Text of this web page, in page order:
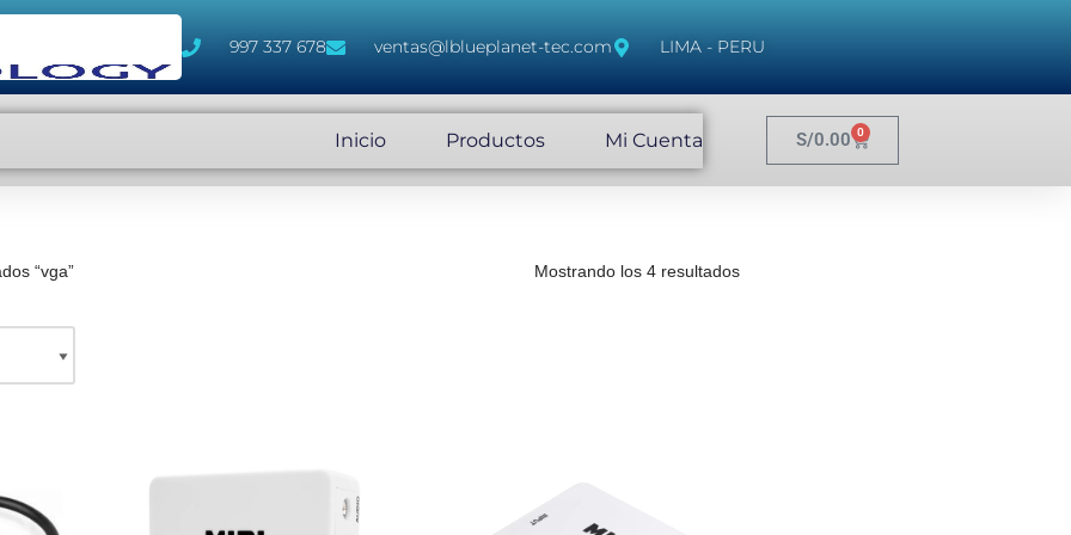
997 337 678 ventas@lblueplanet-tec.com LIMA - PERU
Inicio Productos Mi Cuenta S/0.00 0
“vga” Mostrando los 4 resultados